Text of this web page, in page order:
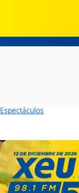
Espectáculos